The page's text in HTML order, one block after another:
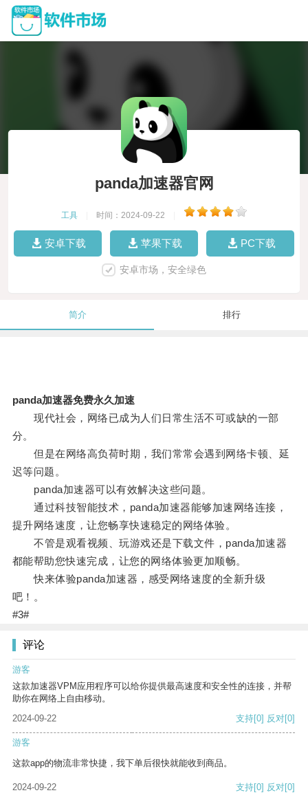
panda加速器官网
工具 时间：2024-09-22
安卓下载 苹果下载 PC下载
安卓市场，安全绿色
简介 排行
panda加速器免费永久加速
现代社会，网络已成为人们日常生活不可或缺的一部
分。
但是在网络高负荷时期，我们常常会遇到网络卡顿、延
迟等问题。
panda加速器可以有效解决这些问题。
通过科技智能技术，panda加速器能够加速网络连接，
提升网络速度，让您畅享快速稳定的网络体验。
不管是观看视频、玩游戏还是下载文件，panda加速器
都能帮助您快速完成，让您的网络体验更加顺畅。
快来体验panda加速器，感受网络速度的全新升级
吧！。
#3#
评论
游客
这款加速器VPM应用程序可以给你提供最高速度和安全性的连接，并帮
助你在网络上自由移动。
2024-09-22
支持[0] 反对[0]
游客
这款app的物流非常快捷，我下单后很快就能收到商品。
2024-09-22 支持[0] 反对[0]